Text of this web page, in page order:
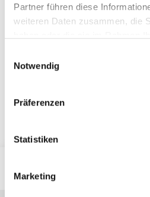
Partner führen diese
weiteren Daten zusammen, die
Notwendig
Präferenzen
Statistiken
Marketing
Telefon: 09941 9415-16